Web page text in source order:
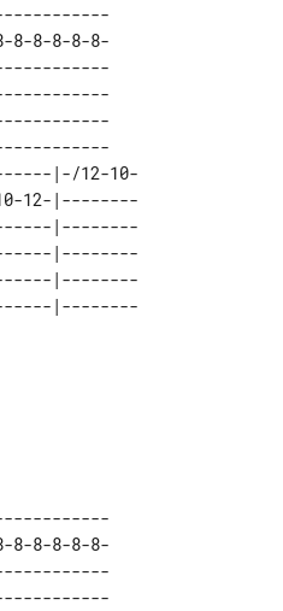
8-8-8-8-
|-/12-10-
12-|--------
|--------
|--------
|--------
|--------
8-8-8-8-